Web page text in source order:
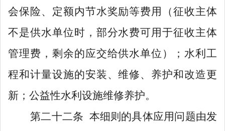
会保险、定额内节水奖励等费用（征收主体
不是供水单位时，部分水费可用于征收主体
管理费，剩余的应交给供水单位）；水利工
程和计量设施的安装、维修、养护和改造更
新；公益性水利设施维修养护。
第二十二条 本细则 的具体应用问题由发